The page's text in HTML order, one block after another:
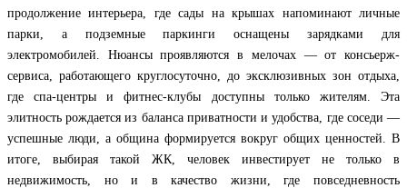
продолжение интерьера, где сады на крышах напоминают личные
парки, а подземные паркинги оснащены зарядками для
электромобилей. Нюансы проявляются в мелочах — от консьерж-
сервиса, работающего круглосуточно, до эксклюзивных зон отдыха,
где спа-центры и фитнес-клубы доступны только жителям. Эта
элитность рождается из баланса приватности и удобства, где соседи —
успешные люди, а община формируется вокруг общих ценностей. В
итоге, выбирая такой ЖК, человек инвестирует не только в
недвижимость, но и в качество жизни, где повседневность